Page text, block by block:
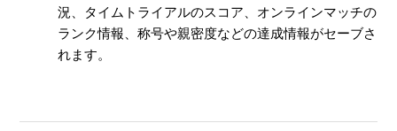
【PS4/ソニックレーシング クロスワールド】CNTやONTの
プレイ特典はありますか
況、タイムトライアルのスコア、オンラインマッチの
ランク情報、称号や親密度などの達成情報がセーブさ
れます。